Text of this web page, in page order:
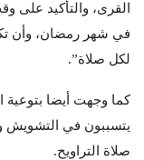
القرى، والتأكيد على
في شهر رمضان، وأن
لكل صلاة”.
كما وجهت أيضا بتوعية
يتسببون في التشويش
صلاة التراويح.